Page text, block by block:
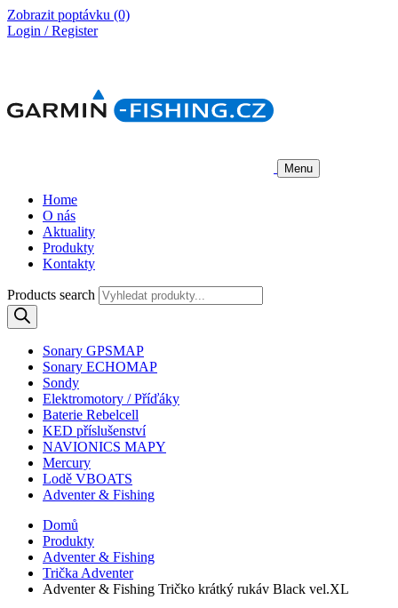
Zobrazit poptávku (0)
Login / Register
Menu
Home
O nás
Aktuality
Produkty
Kontakty
Products search
Sonary GPSMAP
Sonary ECHOMAP
Sondy
Elektromotory / Příďáky
Baterie Rebelcell
KED příslušenství
NAVIONICS MAPY
Mercury
Lodě VBOATS
Adventer & Fishing
Domů
Produkty
Adventer & Fishing
Trička Adventer
Adventer & Fishing Tričko krátký rukáv Black vel.XL